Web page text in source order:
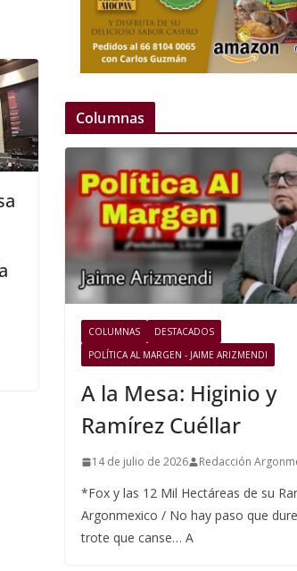
Columnas
COLUMNAS
DESTACADOS
POLÍTICA AL MARGEN - JAIME ARIZMENDI
A la Mesa: Higinio y
Ramírez Cuéllar
14 de julio de 2026 Redacción
*Fox y las 12 Mil Hectáreas de su
Argonmexico / No hay paso que
trote que canse… A